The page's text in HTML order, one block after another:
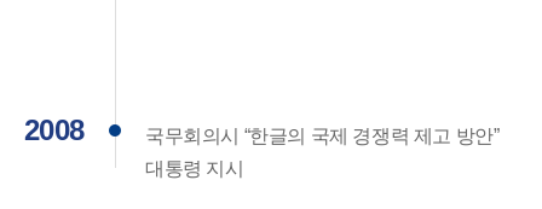
2008
국무회의시 “한글의 국제 경쟁력 제고 방안”
대통령 지시